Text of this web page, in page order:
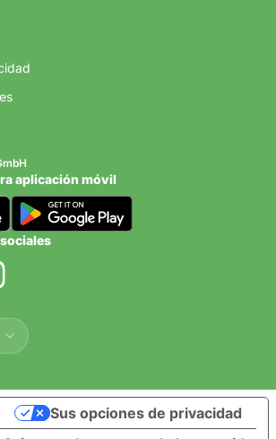
aplicación móvil
Sus opciones de privacidad